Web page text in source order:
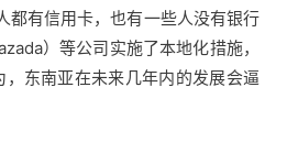
都有信用卡，也有一些人没有银行
）等公司实施了本地化措施，
，东南亚在未来几年内的发展会逼